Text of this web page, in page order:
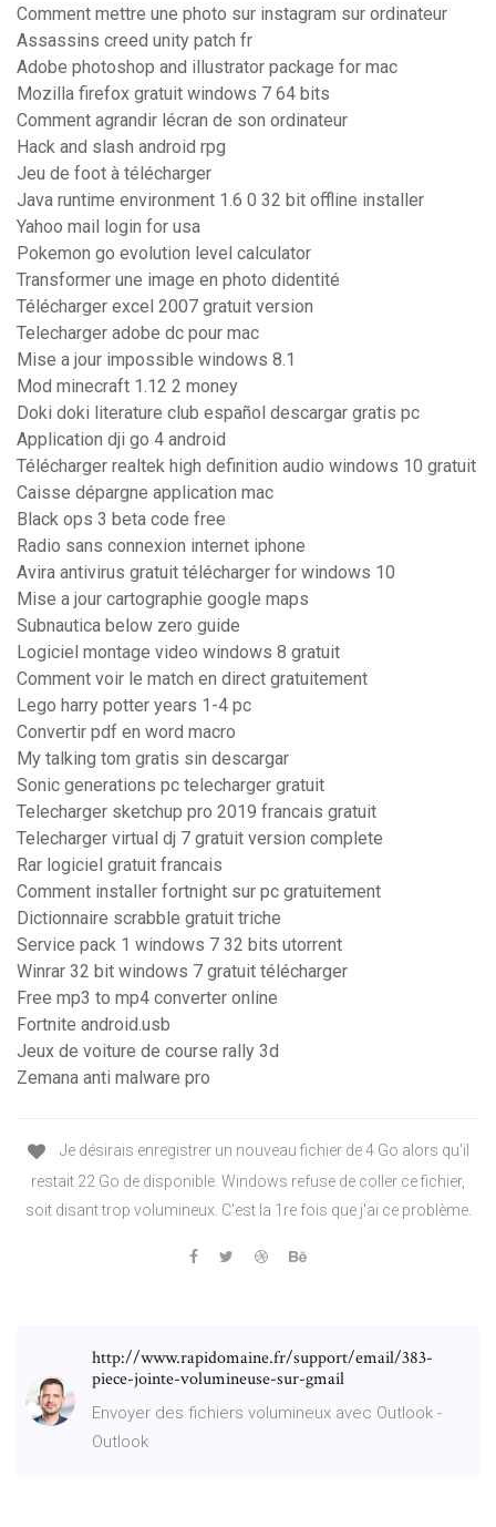
Comment mettre une photo sur instagram sur ordinateur
Assassins creed unity patch fr
Adobe photoshop and illustrator package for mac
Mozilla firefox gratuit windows 7 64 bits
Comment agrandir lécran de son ordinateur
Hack and slash android rpg
Jeu de foot à télécharger
Java runtime environment 1.6 0 32 bit offline installer
Yahoo mail login for usa
Pokemon go evolution level calculator
Transformer une image en photo didentité
Télécharger excel 2007 gratuit version
Telecharger adobe dc pour mac
Mise a jour impossible windows 8.1
Mod minecraft 1.12 2 money
Doki doki literature club español descargar gratis pc
Application dji go 4 android
Télécharger realtek high definition audio windows 10 gratuit
Caisse dépargne application mac
Black ops 3 beta code free
Radio sans connexion internet iphone
Avira antivirus gratuit télécharger for windows 10
Mise a jour cartographie google maps
Subnautica below zero guide
Logiciel montage video windows 8 gratuit
Comment voir le match en direct gratuitement
Lego harry potter years 1-4 pc
Convertir pdf en word macro
My talking tom gratis sin descargar
Sonic generations pc telecharger gratuit
Telecharger sketchup pro 2019 francais gratuit
Telecharger virtual dj 7 gratuit version complete
Rar logiciel gratuit francais
Comment installer fortnight sur pc gratuitement
Dictionnaire scrabble gratuit triche
Service pack 1 windows 7 32 bits utorrent
Winrar 32 bit windows 7 gratuit télécharger
Free mp3 to mp4 converter online
Fortnite android.usb
Jeux de voiture de course rally 3d
Zemana anti malware pro
Je désirais enregistrer un nouveau fichier de 4 Go alors qu'il
restait 22 Go de disponible. Windows refuse de coller ce fichier,
soit disant trop volumineux. C'est la 1re fois que j'ai ce problème.
http://www.rapidomaine.fr/support/email/383-
piece-jointe-volumineuse-sur-gmail
Envoyer des fichiers volumineux avec Outlook -
Outlook